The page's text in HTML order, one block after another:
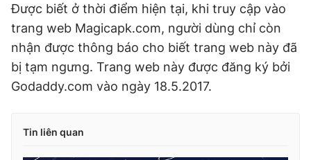
Được biết ở thời điểm hiện tại, khi truy cập vào
trang web Magicapk.com, người dùng chỉ còn
nhận được thông báo cho biết trang web này đã
bị tạm ngưng. Trang web này được đăng ký bởi
Godaddy.com vào ngày 18.5.2017.
Tin liên quan